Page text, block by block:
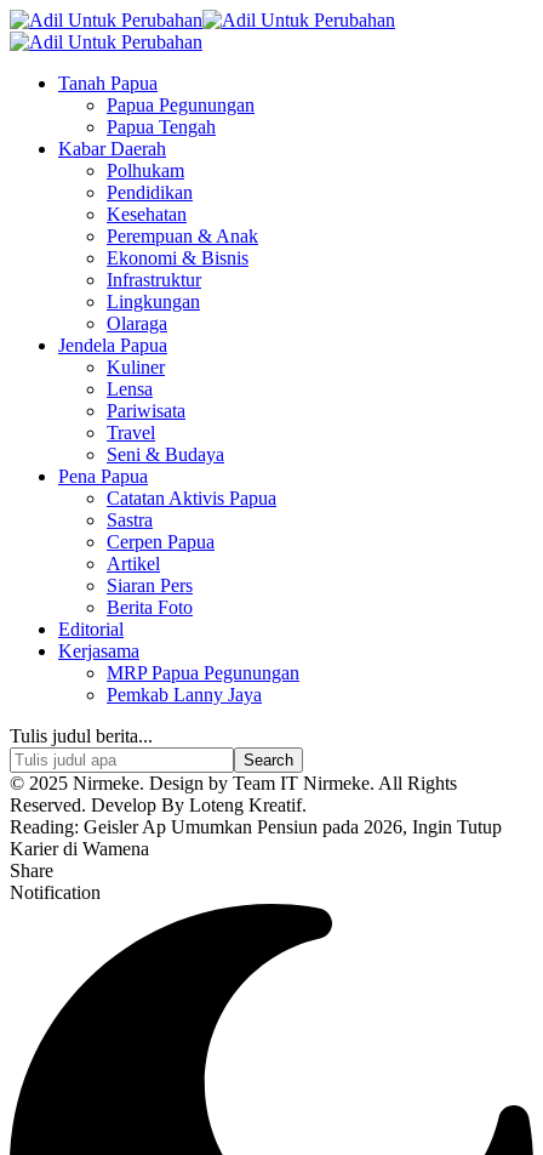
Tanah Papua
Papua Pegunungan
Papua Tengah
Kabar Daerah
Polhukam
Pendidikan
Kesehatan
Perempuan & Anak
Ekonomi & Bisnis
Infrastruktur
Lingkungan
Olaraga
Jendela Papua
Kuliner
Lensa
Pariwisata
Travel
Seni & Budaya
Pena Papua
Catatan Aktivis Papua
Sastra
Cerpen Papua
Artikel
Siaran Pers
Berita Foto
Editorial
Kerjasama
MRP Papua Pegunungan
Pemkab Lanny Jaya
Tulis judul berita...
© 2025 Nirmeke. Design by Team IT Nirmeke. All Rights
Reserved. Develop By Loteng Kreatif.
Reading: Geisler Ap Umumkan Pensiun pada 2026, Ingin Tutup
Karier di Wamena
Share
Notification